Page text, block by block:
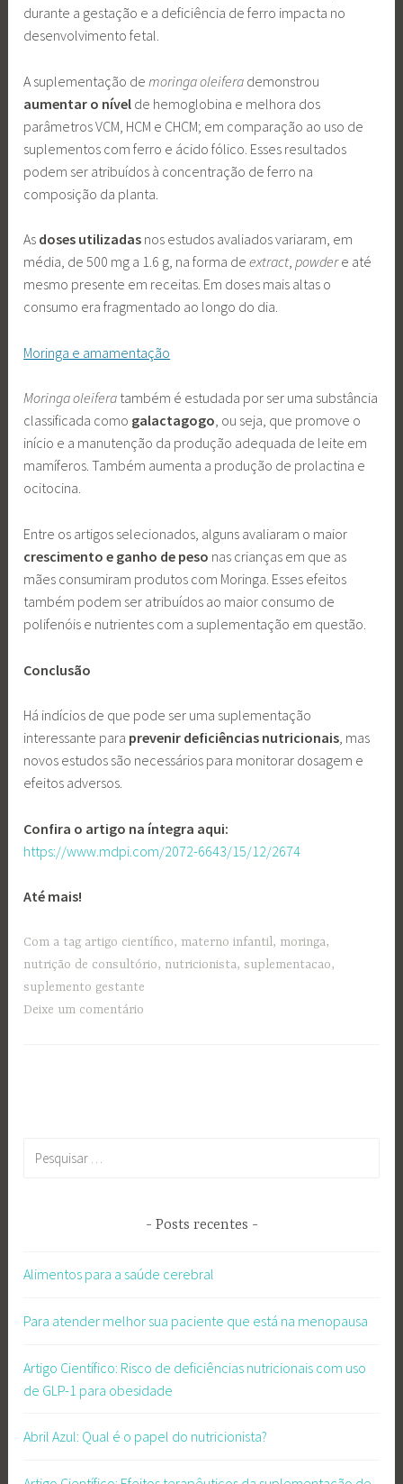
durante a gestação e a deficiência de ferro impacta no
desenvolvimento fetal.
A suplementação de moringa oleifera demonstrou
aumentar o nível de hemoglobina e melhora dos
parâmetros VCM, HCM e CHCM; em comparação ao uso de
suplementos com ferro e ácido fólico. Esses resultados
podem ser atribuídos à concentração de ferro na
composição da planta.
As doses utilizadas nos estudos avaliados variaram, em
média, de 500 mg a 1.6 g, na forma deextract,powdere até
mesmo presente em receitas. Em doses mais altas o
consumo era fragmentado ao longo do dia.
Moringa e amamentação
Moringa oleifera também é estudada por ser uma substância
classificada como galactagogo, ou seja, que promove o
início e a manutenção da produção adequada de leite em
mamíferos. Também aumenta a produção de prolactina e
ocitocina.
Entre os artigos selecionados, alguns avaliaram o maior
crescimento e ganho de peso nas crianças em que as
mães consumiram produtos com Moringa. Esses efeitos
também podem ser atribuídos ao maior consumo de
polifenóis e nutrientes com a suplementação em questão.
Conclusão
Há indícios de que pode ser uma suplementação
interessante para prevenir deficiências nutricionais, mas
novos estudos são necessários para monitorar dosagem e
efeitos adversos.
Confira o artigo na íntegra aqui:
https://www.mdpi.com/2072-6643/15/12/2674
Até mais!
Com a tag artigo científico, materno infantil, moringa,
nutrição de consultório, nutricionista,suplementacao,
suplemento gestante
Deixe um comentário
Posts recentes
Alimentos para a saúde cerebral
Para atender melhor sua paciente que está na menopausa
Artigo Científico: Risco de deficiências nutricionais com uso
de GLP-1 para obesidade
Abril Azul: Qual é o papel do nutricionista?